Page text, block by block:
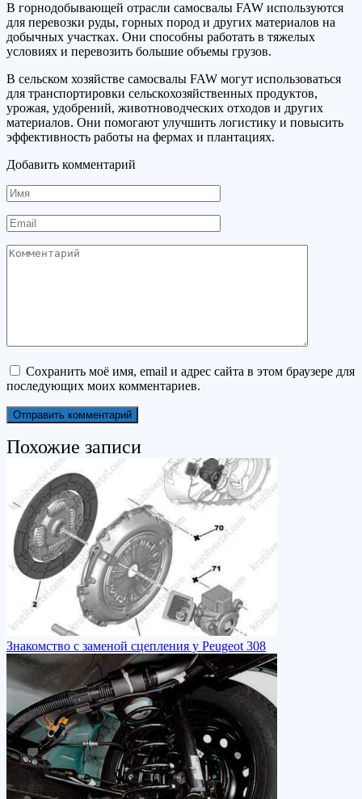
В горнодобывающей отрасли самосвалы FAW используются
для перевозки руды, горных пород и других материалов на
добычных участках. Они способны работать в тяжелых
условиях и перевозить большие объемы грузов.
В сельском хозяйстве самосвалы FAW могут использоваться
для транспортировки сельскохозяйственных продуктов,
урожая, удобрений, животноводческих отходов и других
материалов. Они помогают улучшить логистику и повысить
эффективность работы на фермах и плантациях.
Добавить комментарий
Имя
Email
Комментарий
Сохранить моё имя, email и адрес сайта в этом браузере для
последующих моих комментариев.
Похожие записи
Знакомство с заменой сцепления у Peugeot 308